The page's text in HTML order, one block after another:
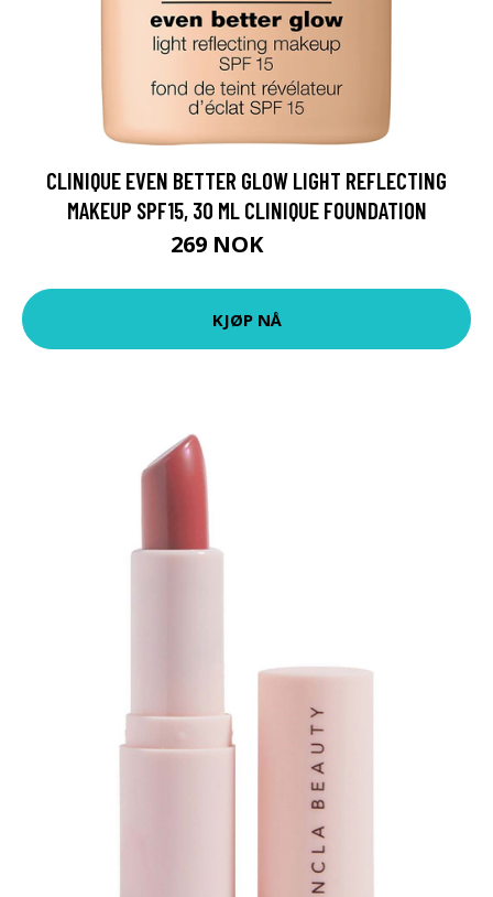
CLINIQUE EVEN BETTER GLOW LIGHT REFLECTING
MAKEUP SPF15, 30 ML CLINIQUE FOUNDATION
269 NOK
KJØP NÅ